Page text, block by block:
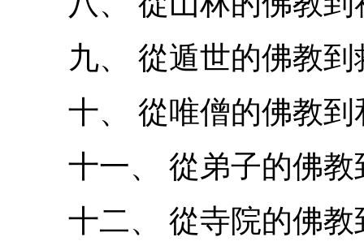
九、 從遁世的佛教到
十、 從唯僧的佛教到
十一、 從弟子的佛教
十二、 從寺院的佛教